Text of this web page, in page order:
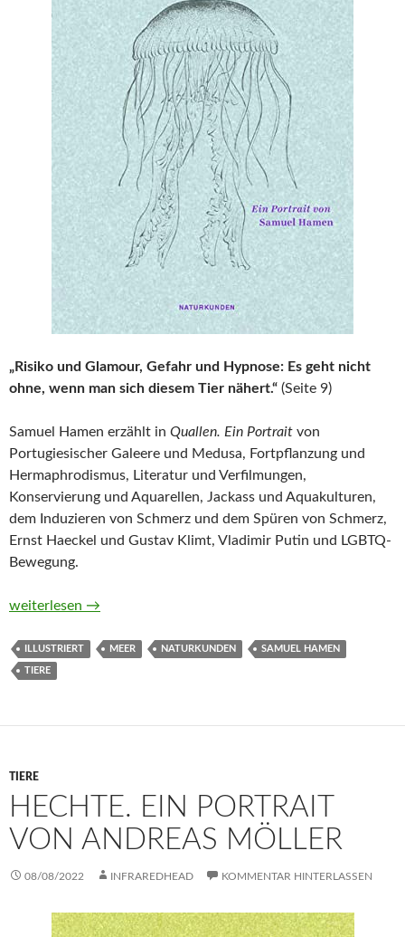
„Risiko und Glamour, Gefahr und Hypnose: Es geht nicht
ohne, wenn man sich diesem Tier nähert.“ (Seite 9)
Samuel Hamen erzählt in Quallen. Ein Portrait von
Portugiesischer Galeere und Medusa, Fortpflanzung und
Hermaphrodismus, Literatur und Verfilmungen,
Konservierung und Aquarellen, Jackass und Aquakulturen,
dem Induzieren von Schmerz und dem Spüren von Schmerz,
Ernst Haeckel und Gustav Klimt, Vladimir Putin und LGBTQ-
Bewegung.
Quallen. Ein Portrait (Naturkunden) von Samuel Hamen
weiterlesen →
ILLUSTRIERT MEER NATURKUNDEN SAMUEL HAMEN
TIERE
TIERE
HECHTE. EIN PORTRAIT
VON ANDREAS MÖLLER
08/08/2022 INFRAREDHEAD KOMMENTAR HINTERLASSEN